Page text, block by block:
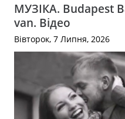
МУЗІКА. Budapest
van. Відео
Вівторок, 7 Липня, 2026